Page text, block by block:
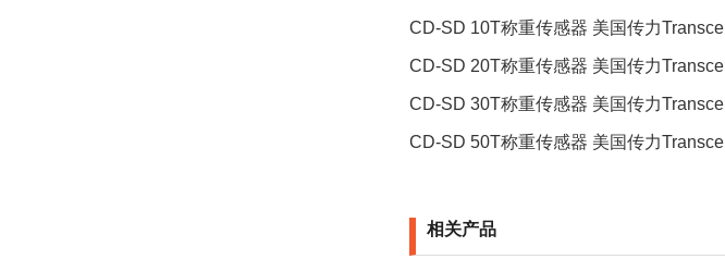
CD-SD 10T称重传感器 美国传力Transcell
CD-SD 20T称重传感器 美国传力Transcell
CD-SD 30T称重传感器 美国传力Transcell
CD-SD 50T称重传感器 美国传力Transcell
相关产品